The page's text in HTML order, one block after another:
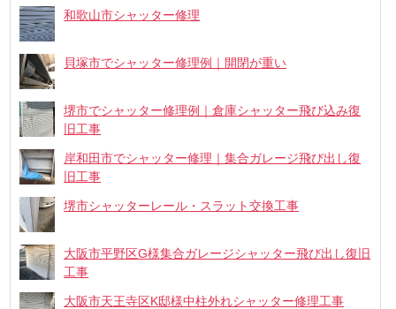
和歌山市シャッター修理
貝塚市でシャッター修理例｜開閉が重い
堺市でシャッター修理例｜倉庫シャッター飛び込み復
旧工事
岸和田市でシャッター修理｜集合ガレージ飛び出し復
旧工事
堺市シャッターレール・スラット交換工事
大阪市平野区G様集合ガレージシャッター飛び出し復旧
工事
大阪市天王寺区K邸様中柱外れシャッター修理工事